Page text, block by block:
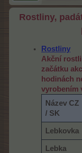
Rostliny,
Rostliny
Akční
začátku
hodinách
vyrobením
Název CZ
/ SK
Lebkovka
Lebka